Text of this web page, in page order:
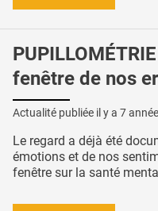
fenêtre de nos
Actualité publiée il y a 7
Le regard a déjà été
émotions et de nos
fenêtre sur la santé